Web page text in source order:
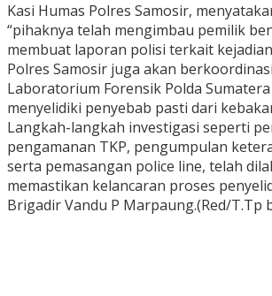
Kasi Humas Polres Samosir,
“pihaknya telah mengimbau pemilik
membuat laporan polisi terkait
Polres Samosir juga akan
Laboratorium Forensik Polda
menyelidiki penyebab pasti dari
Langkah-langkah investigasi seperti
pengamanan TKP, pengumpulan
serta pemasangan police line, telah
memastikan kelancaran proses
Brigadir Vandu P Marpaung.(Red/T.Tp